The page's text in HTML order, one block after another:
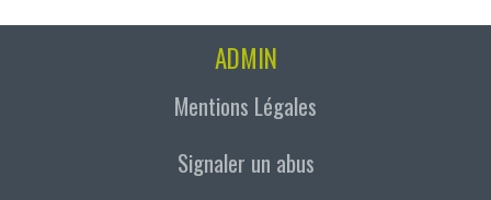
ADMIN
Mentions Légales
Signaler un abus